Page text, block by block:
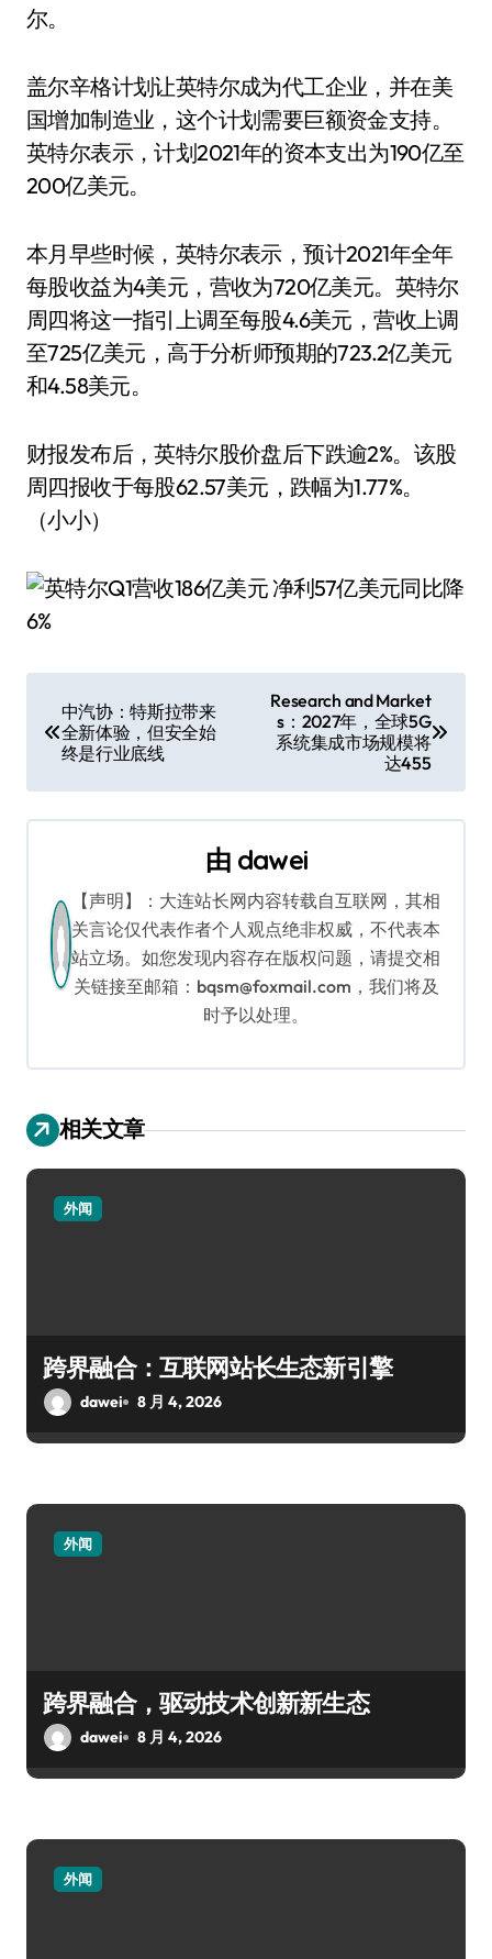
尔。
盖尔辛格计划让英特尔成为代工企业，并在美
国增加制造业，这个计划需要巨额资金支持。
英特尔表示，计划2021年的资本支出为190亿至
200亿美元。
本月早些时候，英特尔表示，预计2021年全年
每股收益为4美元，营收为720亿美元。英特尔
周四将这一指引上调至每股4.6美元，营收上调
至725亿美元，高于分析师预期的723.2亿美元
和4.58美元。
财报发布后，英特尔股价盘后下跌逾2%。该股
周四报收于每股62.57美元，跌幅为1.77%。
（小小）
章
导
航
中汽协：特斯拉带来
全新体验，但安全始
终是行业底线
Research and Market
s：2027年，全球5G
系统集成市场规模将
达455
由 dawei
【声明】：大连站长网内容转载自互联网，其相
关言论仅代表作者个人观点绝非权威，不代表本
站立场。如您发现内容存在版权问题，请提交相
关链接至邮箱：bqsm@foxmail.com，我们将及
时予以处理。
相关文章
外闻
跨界融合：互联网站长生态新引擎
dawei 8 月 4, 2026
外闻
跨界融合，驱动技术创新新生态
dawei 8 月 4, 2026
外闻